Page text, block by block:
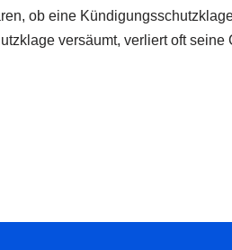
ob eine
versäumt, verliert oft